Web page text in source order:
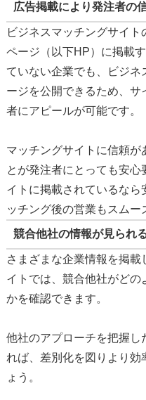
広告掲載により発注者の
ビジネスマッチングサイ
ページ（以下HP）に掲載
ていない企業でも、ビジ
ージを公開できるため、
者にアピールが可能です。
マッチングサイトに信頼が
とが発注者にとっても安
イトに掲載されているな
ッチング後の営業もスムー
競合他社の情報が見られ
さまざまな企業情報を掲
イトでは、競合他社がど
かを確認できます。
他社のアプローチを把握
れば、差別化を図りより効
ょう。